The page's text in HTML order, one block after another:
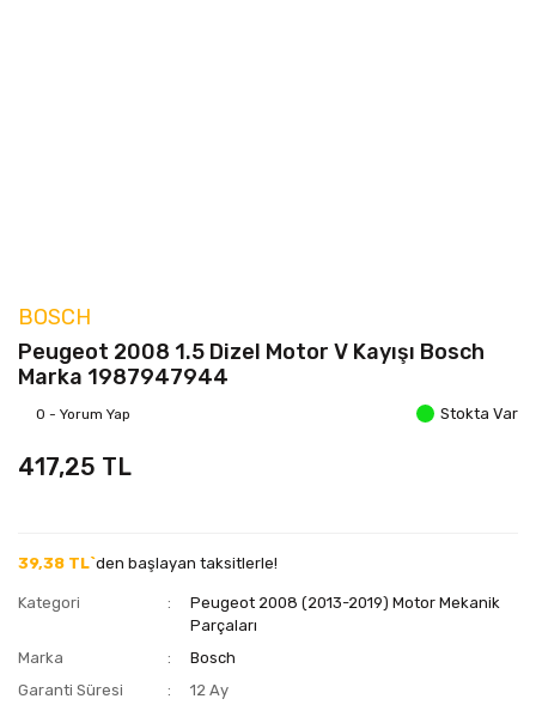
BOSCH
Peugeot 2008 1.5 Dizel Motor V Kayışı Bosch
Marka 1987947944
0 - Yorum Yap Stokta Var
417,25 TL
39,38 TL`den başlayan taksitlerle!
Kategori
Peugeot 2008 (2013-2019) Motor Mekanik
Parçaları
Marka
Bosch
Garanti Süresi
12 Ay